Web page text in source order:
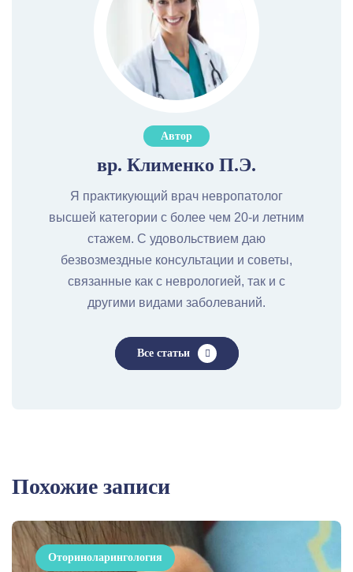
Автор
вр. Клименко П.Э.
Я практикующий врач невропатолог
высшей категории с более чем 20-и летним
стажем. С удовольствием даю
безвозмездные консультации и советы,
связанные как с неврологией, так и с
другими видами заболеваний.
Все статьи
Похожие записи
Оториноларингология